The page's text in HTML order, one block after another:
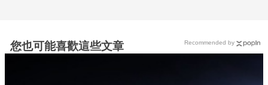
您也可能喜歡這些文章 Recommended by